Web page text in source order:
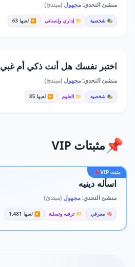
منشئ التحدي:مجهول (مبتدئ)
🎭 شخصية 📁 إداري وإنساني ▶️ لعبها 63
اختبر نفسك هل أنت ذكي أم غبي
منشئ التحدي:مجهول (مبتدئ)
🎭 شخصية 📁 العلوم ▶️ لعبها 85
📌 مثبتات VIP
مثبت VIP 📌
اسأله دينيه
منشئ التحدي:مجهول (مبتدئ)
🧠 معرفي 📁 ترفيه وتسلية ▶️ لعبها 1,481